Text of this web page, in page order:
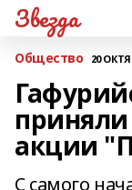
Звезда
Общество 20
приняли
акции
С самого